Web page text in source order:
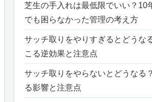
芝生の手入れは最低限でいい？10
でも困らなかった管理の考え方
サッチ取りをやりすぎるとどうな
こる逆効果と注意点
サッチ取りをやらないとどうなる
る影響と注意点